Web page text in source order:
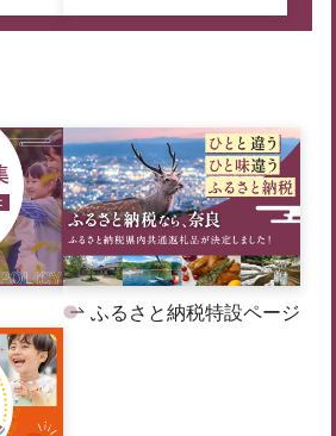
ふるさと納税特設ページ